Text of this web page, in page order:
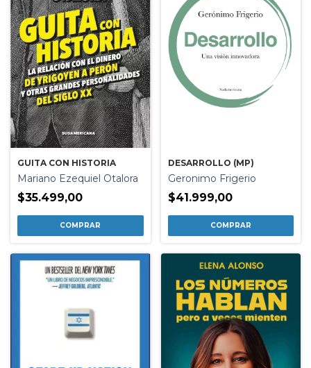
GUITA CON HISTORIA
Mariano Ezequiel Otalora
$35.499,00
DESARROLLO (MP)
Geronimo Frigerio
$41.999,00